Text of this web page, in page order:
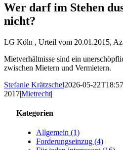
Wer darf im Stehen
nicht?
LG Köln , Urteil vom 20.01.2015,
Mietverhältnisse sind ein
zwischen Mietern und Vermietern.
Stefanie Krätzschel2026-05-
2017|Mietrecht|
Kategorien
Allgemein (1)
Forderungseinzug (4)